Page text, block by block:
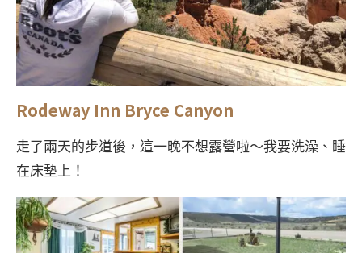
Rodeway Inn Bryce Canyon
走了兩天的步道後，這一晚不想露營啦～我要洗澡、睡
在床墊上！